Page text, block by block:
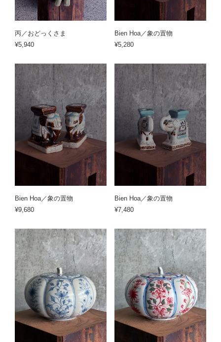
丙／おどっくさま
¥5,940
Bien Hoa／象の置物
¥5,280
Bien Hoa／象の置物
¥9,680
Bien Hoa／象の置物
¥7,480